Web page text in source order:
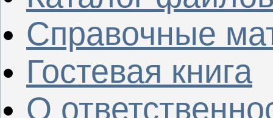
Справочные
Гостевая книга
О